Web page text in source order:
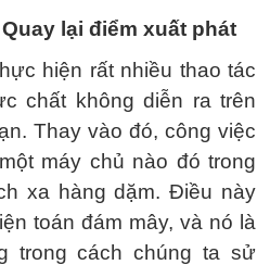
lại điểm xuất phát
hiện rất nhiều thao tác
chất không diễn ra trên
Thay vào đó, công việc
máy chủ nào đó trong
xa hàng dặm. Điều này
toán đám mây, và nó là
trong cách chúng ta sử